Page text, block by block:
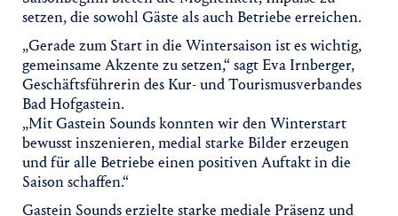
setzen, die sowohl Gäste als auch Betriebe erreichen.
„Gerade zum Start in die Wintersaison ist es wichtig,
gemeinsame Akzente zu setzen,“ sagt Eva Irnberger,
Geschäftsführerin des Kur- und Tourismusverbandes
Bad Hofgastein.
„Mit Gastein Sounds konnten wir den Winterstart
bewusst inszenieren, medial starke Bilder erzeugen
und für alle Betriebe einen positiven Auftakt in die
Saison schaffen.“
Gastein Sounds erzielte starke mediale Präsenz und